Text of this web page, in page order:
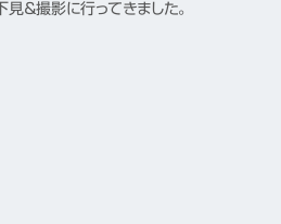
下見＆撮影に行ってきました。